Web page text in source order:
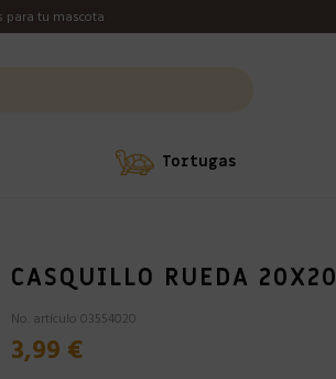
para tu mascota
Tortugas
CASQUILLO RUEDA 20X20
No. artículo 03554020
3,99 €